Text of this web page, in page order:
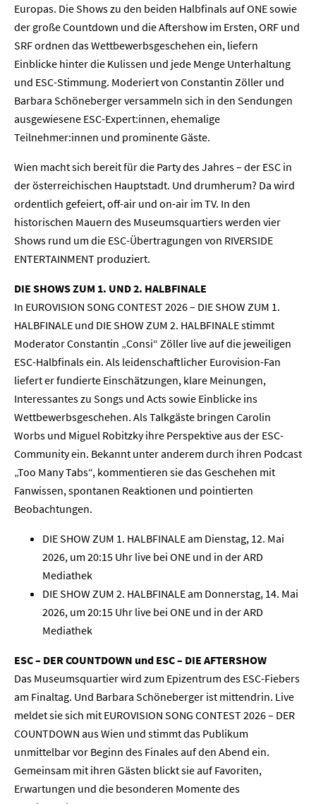
Europas. Die Shows zu den beiden Halbfinals auf ONE sowie
der große Countdown und die Aftershow im Ersten, ORF und
SRF ordnen das Wettbewerbsgeschehen ein, liefern
Einblicke hinter die Kulissen und jede Menge Unterhaltung
und ESC-Stimmung. Moderiert von Constantin Zöller und
Barbara Schöneberger versammeln sich in den Sendungen
ausgewiesene ESC-Expert:innen, ehemalige
Teilnehmer:innen und prominente Gäste.
Wien macht sich bereit für die Party des Jahres – der ESC in
der österreichischen Hauptstadt. Und drumherum? Da wird
ordentlich gefeiert, off-air und on-air im TV. In den
historischen Mauern des Museumsquartiers werden vier
Shows rund um die ESC-Übertragungen von RIVERSIDE
ENTERTAINMENT produziert.
DIE SHOWS ZUM 1. UND 2. HALBFINALE
In EUROVISION SONG CONTEST 2026 – DIE SHOW ZUM 1.
HALBFINALE und DIE SHOW ZUM 2. HALBFINALE stimmt
Moderator Constantin „Consi“ Zöller live auf die jeweiligen
ESC-Halbfinals ein. Als leidenschaftlicher Eurovision-Fan
liefert er fundierte Einschätzungen, klare Meinungen,
Interessantes zu Songs und Acts sowie Einblicke ins
Wettbewerbsgeschehen. Als Talkgäste bringen Carolin
Worbs und Miguel Robitzky ihre Perspektive aus der ESC-
Community ein. Bekannt unter anderem durch ihren Podcast
„Too Many Tabs“, kommentieren sie das Geschehen mit
Fanwissen, spontanen Reaktionen und pointierten
Beobachtungen.
DIE SHOW ZUM 1. HALBFINALE am Dienstag, 12. Mai
2026, um 20:15 Uhr live bei ONE und in der ARD
Mediathek
DIE SHOW ZUM 2. HALBFINALE am Donnerstag, 14. Mai
2026, um 20:15 Uhr live bei ONE und in der ARD
Mediathek
ESC – DER COUNTDOWN und ESC – DIE AFTERSHOW
Das Museumsquartier wird zum Epizentrum des ESC-Fiebers
am Finaltag. Und Barbara Schöneberger ist mittendrin. Live
meldet sie sich mit EUROVISION SONG CONTEST 2026 – DER
COUNTDOWN aus Wien und stimmt das Publikum
unmittelbar vor Beginn des Finales auf den Abend ein.
Gemeinsam mit ihren Gästen blickt sie auf Favoriten,
Erwartungen und die besonderen Momente des